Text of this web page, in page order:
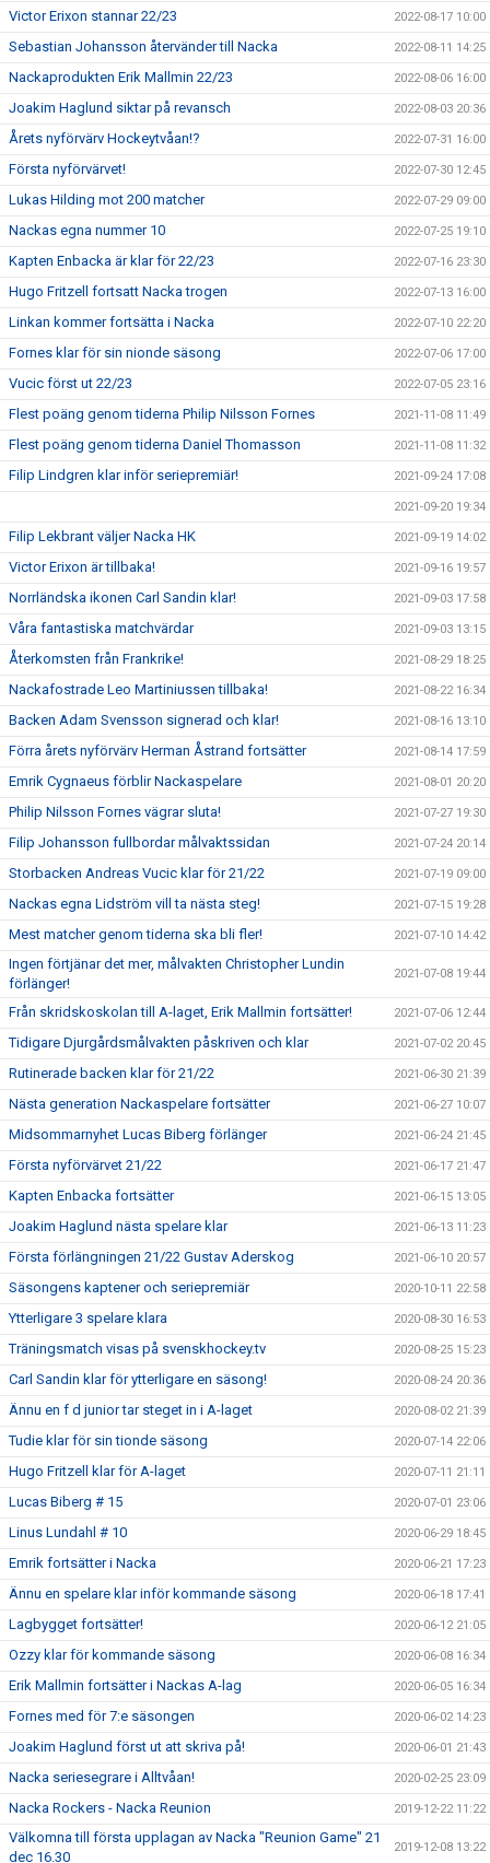
Victor Erixon stannar 22/23 2022-08-17 10:00
Sebastian Johansson återvänder till Nacka 2022-08-11 14:25
Nackaprodukten Erik Mallmin 22/23 2022-08-06 16:00
Joakim Haglund siktar på revansch 2022-08-03 20:36
Årets nyförvärv Hockeytvåan!? 2022-07-31 16:00
Första nyförvärvet! 2022-07-30 12:45
Lukas Hilding mot 200 matcher 2022-07-29 09:00
Nackas egna nummer 10 2022-07-25 19:10
Kapten Enbacka är klar för 22/23 2022-07-16 23:30
Hugo Fritzell fortsatt Nacka trogen 2022-07-13 16:00
Linkan kommer fortsätta i Nacka 2022-07-10 22:20
Fornes klar för sin nionde säsong 2022-07-06 17:00
Vucic först ut 22/23 2022-07-05 23:16
Flest poäng genom tiderna Philip Nilsson Fornes 2021-11-08 11:49
Flest poäng genom tiderna Daniel Thomasson 2021-11-08 11:32
Filip Lindgren klar inför seriepremiär! 2021-09-24 17:08
2021-09-20 19:34
Filip Lekbrant väljer Nacka HK 2021-09-19 14:02
Victor Erixon är tillbaka! 2021-09-16 19:57
Norrländska ikonen Carl Sandin klar! 2021-09-03 17:58
Våra fantastiska matchvärdar 2021-09-03 13:15
Återkomsten från Frankrike! 2021-08-29 18:25
Nackafostrade Leo Martiniussen tillbaka! 2021-08-22 16:34
Backen Adam Svensson signerad och klar! 2021-08-16 13:10
Förra årets nyförvärv Herman Åstrand fortsätter 2021-08-14 17:59
Emrik Cygnaeus förblir Nackaspelare 2021-08-01 20:20
Philip Nilsson Fornes vägrar sluta! 2021-07-27 19:30
Filip Johansson fullbordar målvaktssidan 2021-07-24 20:14
Storbacken Andreas Vucic klar för 21/22 2021-07-19 09:00
Nackas egna Lidström vill ta nästa steg! 2021-07-15 19:28
Mest matcher genom tiderna ska bli fler! 2021-07-10 14:42
Ingen förtjänar det mer, målvakten Christopher Lundin
förlänger!
2021-07-08 19:44
Från skridskoskolan till A-laget, Erik Mallmin fortsätter! 2021-07-06 12:44
Tidigare Djurgårdsmålvakten påskriven och klar 2021-07-02 20:45
Rutinerade backen klar för 21/22 2021-06-30 21:39
Nästa generation Nackaspelare fortsätter 2021-06-27 10:07
Midsommarnyhet Lucas Biberg förlänger 2021-06-24 21:45
Första nyförvärvet 21/22 2021-06-17 21:47
Kapten Enbacka fortsätter 2021-06-15 13:05
Joakim Haglund nästa spelare klar 2021-06-13 11:23
Första förlängningen 21/22 Gustav Aderskog 2021-06-10 20:57
Säsongens kaptener och seriepremiär 2020-10-11 22:58
Ytterligare 3 spelare klara 2020-08-30 16:53
Träningsmatch visas på svenskhockey.tv 2020-08-25 15:23
Carl Sandin klar för ytterligare en säsong! 2020-08-24 20:36
Ännu en f d junior tar steget in i A-laget 2020-08-02 21:39
Tudie klar för sin tionde säsong 2020-07-14 22:06
Hugo Fritzell klar för A-laget 2020-07-11 21:11
Lucas Biberg # 15 2020-07-01 23:06
Linus Lundahl # 10 2020-06-29 18:45
Emrik fortsätter i Nacka 2020-06-21 17:23
Ännu en spelare klar inför kommande säsong 2020-06-18 17:41
Lagbygget fortsätter! 2020-06-12 21:05
Ozzy klar för kommande säsong 2020-06-08 16:34
Erik Mallmin fortsätter i Nackas A-lag 2020-06-05 16:34
Fornes med för 7:e säsongen 2020-06-02 14:23
Joakim Haglund först ut att skriva på! 2020-06-01 21:43
Nacka seriesegrare i Alltvåan! 2020-02-25 23:09
Nacka Rockers - Nacka Reunion 2019-12-22 11:22
Välkomna till första upplagan av Nacka "Reunion Game" 21
dec 16.30
2019-12-08 13:22